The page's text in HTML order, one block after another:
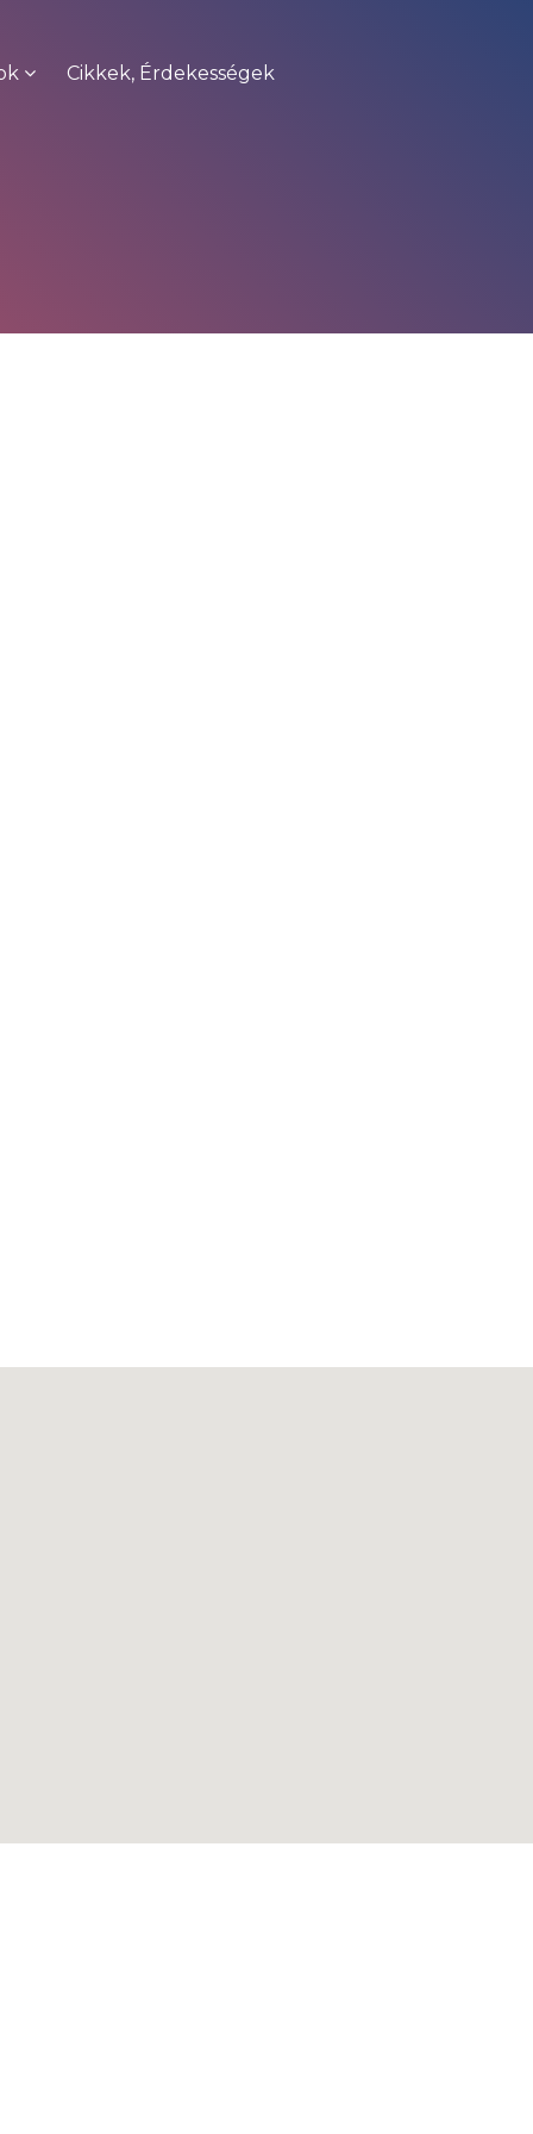
Cikkek, Érdekességek